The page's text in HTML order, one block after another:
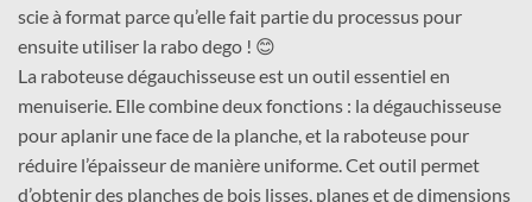
scie à format parce qu’elle fait partie du processus pour
ensuite utiliser la rabo dego ! 😊
La raboteuse dégauchisseuse est un outil essentiel en
menuiserie. Elle combine deux fonctions : la dégauchisseuse
pour aplanir une face de la planche, et la raboteuse pour
réduire l’épaisseur de manière uniforme. Cet outil permet
d’obtenir des planches de bois lisses, planes et de dimensions